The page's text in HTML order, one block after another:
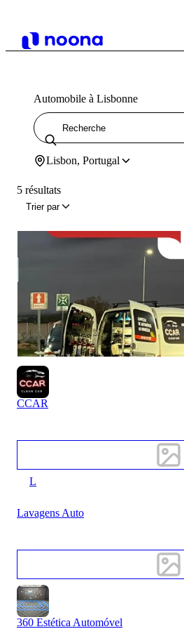
Automobile à Lisbonne
Lisbon, Portugal
5 résultats
Trier par
CCAR
L
Lavagens Auto
360 Estética Automóvel